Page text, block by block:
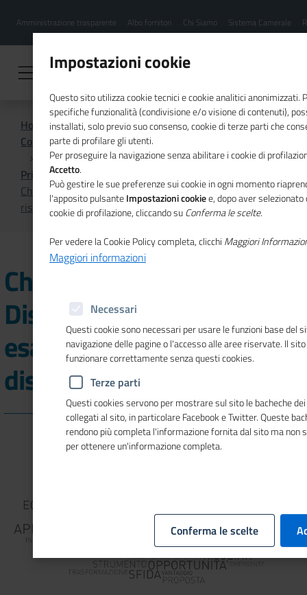
contenuto
Menu
hamburgher
Amministrazione trasparente Albo fornitori Chi Siamo Sistema Camerale
Home
Comunicazione istituzionale per il sistema camerale
Primo Piano
Chiusura sportello Disegni+ 2024 per esaurimento delle
risorse disponibili
Chiusura sportello
Disegni+ 2024 per
esaurimento delle risorse
disponibili
Impostazioni cookie
Questo sito utilizza cookie tecnici e cookie analitici anonimizzati.
specifiche funzionalità (condivisione e/o visione di contenuti),
installati, solo previo suo consenso, cookie di terze parti che
parte di profilare gli utenti.
Per proseguire la navigazione senza abilitare i cookie di
Accetto.
Può gestire le sue preferenze sui cookie in ogni momento
l'apposito pulsanteImpostazioni cookiee, dopo aver
cookie di profilazione, cliccando suConferma le scelte.
Per vedere la Cookie Policy completa, clicchi Maggiori
Maggiori informazioni
Necessari
Questi cookie sono necessari per usare le funzioni base del
navigazione delle pagine o l'accesso alle aree riservate. Il
funzionare correttamente senza questi cookies.
Terze parti
Questi cookies servono per mostrare sul sito le bacheche
collegati al sito, in particolare Facebook e Twitter. Queste
rendono più completa l'informazione fornita dal sito ma non
per ottenere un'informazione completa.
Conferma le scelte